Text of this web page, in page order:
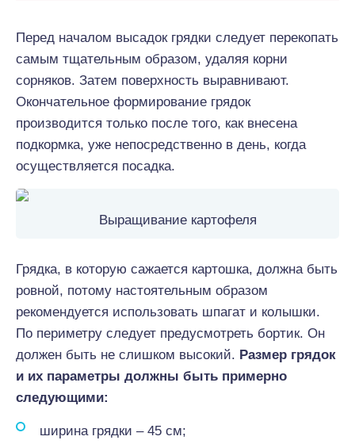
Перед началом высадок грядки следует перекопать
самым тщательным образом, удаляя корни
сорняков. Затем поверхность выравнивают.
Окончательное формирование грядок
производится только после того, как внесена
подкормка, уже непосредственно в день, когда
осуществляется посадка.
Выращивание картофеля
Грядка, в которую сажается картошка, должна быть
ровной, потому настоятельным образом
рекомендуется использовать шпагат и колышки.
По периметру следует предусмотреть бортик. Он
должен быть не слишком высокий. Размер грядок
и их параметры должны быть примерно
следующими:
ширина грядки – 45 см;